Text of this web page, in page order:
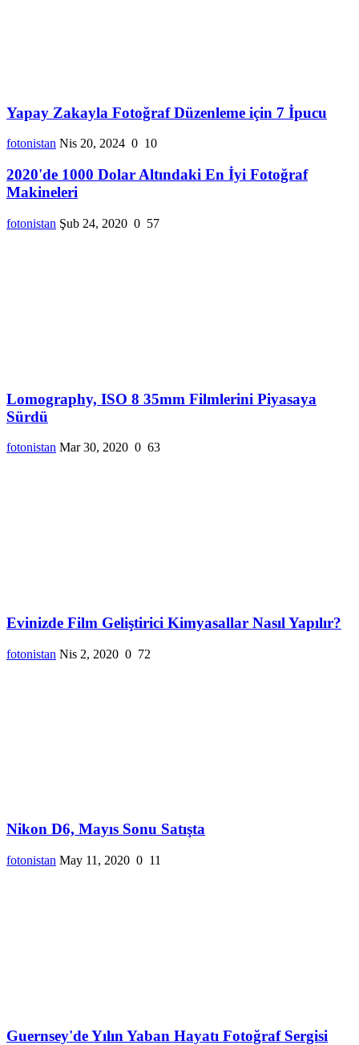
Yapay Zakayla Fotoğraf Düzenleme için 7 İpucu
fotonistan Nis 20, 2024 0 10
2020'de 1000 Dolar Altındaki En İyi Fotoğraf
Makineleri
fotonistan Şub 24, 2020 0 57
Lomography, ISO 8 35mm Filmlerini Piyasaya
Sürdü
fotonistan Mar 30, 2020 0 63
Evinizde Film Geliştirici Kimyasallar Nasıl Yapılır?
fotonistan Nis 2, 2020 0 72
Nikon D6, Mayıs Sonu Satışta
fotonistan May 11, 2020 0 11
Guernsey'de Yılın Yaban Hayatı Fotoğraf Sergisi